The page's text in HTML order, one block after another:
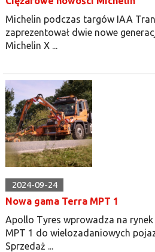
Michelin podczas targów IAA
zaprezentował dwie nowe
Michelin X ...
2024-09-24
Nowa gama Terra MPT 1
Apollo Tyres wprowadza na
MPT 1 do wielozadaniowych
Sprzedaż ...